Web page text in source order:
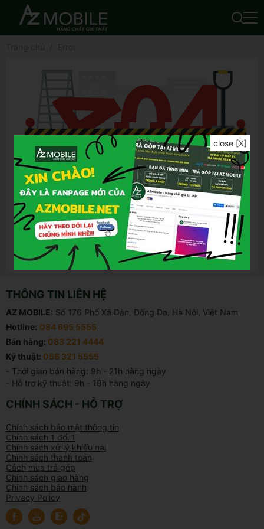
Để tìm được kết quả chính xác hơn, bạn vui
lòng:
Kiểm tra lỗi chính tả của từ khóa đã nhập
Thử lại bằng từ khóa khác
Thử lại bằng những từ khóa tổng quát hơn
Thử lại bằng những từ khóa ngắn gọn hơn
THÔNG TIN LIÊN HỆ
AZ MOBILE: Số 176 Phố Xã Đàn, Đống Đa, Hà Nội, Việt Nam
Hotline: 084 695 5555
Bán hàng: 083 221 4444
Kỹ thuật: 056 321 5555
- Thời gian bán hàng: 9h - 21h hàng ngày
- Hỗ trợ kỹ thuật: 9h - 18h hàng ngày
CHÍNH SÁCH - HỖ TRỢ
Chính sách bảo mật thông tin
Chính sách 1 đổi 1
Chính sách xử lý khiếu nại
Chính sách thanh toán
Cách mua trả góp
Chính sách giao hàng
Chính sách bảo hành
Privacy Policy
close [X]